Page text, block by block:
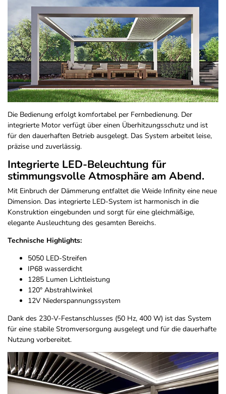
Die Bedienung erfolgt komfortabel per Fernbedienung. Der
integrierte Motor verfügt über einen Überhitzungsschutz und ist
für den dauerhaften Betrieb ausgelegt. Das System arbeitet leise,
präzise und zuverlässig.
Integrierte LED-Beleuchtung für
stimmungsvolle Atmosphäre am Abend.
Mit Einbruch der Dämmerung entfaltet die Weide Infinity eine neue
Dimension. Das integrierte LED-System ist harmonisch in die
Konstruktion eingebunden und sorgt für eine gleichmäßige,
elegante Ausleuchtung des gesamten Bereichs.
Technische Highlights:
5050 LED-Streifen
IP68 wasserdicht
1285 Lumen Lichtleistung
120° Abstrahlwinkel
12V Niederspannungssystem
Dank des 230-V-Festanschlusses (50 Hz, 400 W) ist das System
für eine stabile Stromversorgung ausgelegt und für die dauerhafte
Nutzung vorbereitet.